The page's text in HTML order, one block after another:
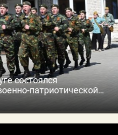
состоялся
патриотической